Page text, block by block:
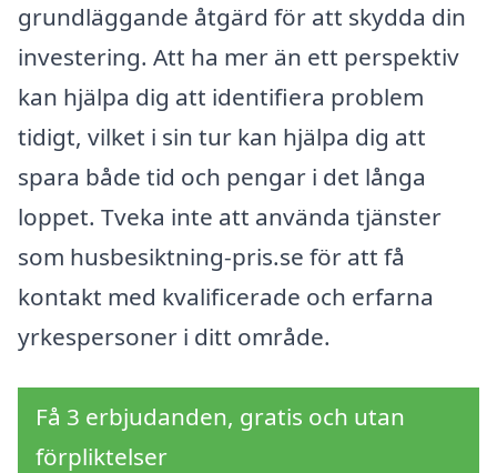
grundläggande åtgärd för att skydda din
investering. Att ha mer än ett perspektiv
kan hjälpa dig att identifiera problem
tidigt, vilket i sin tur kan hjälpa dig att
spara både tid och pengar i det långa
loppet. Tveka inte att använda tjänster
som husbesiktning-pris.se för att få
kontakt med kvalificerade och erfarna
yrkespersoner i ditt område.
Få 3 erbjudanden, gratis och utan
förpliktelser